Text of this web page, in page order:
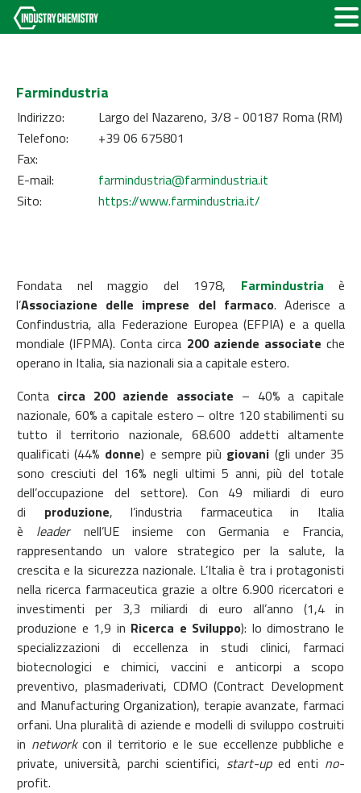
Farmindustria
Indirizzo:
Largo del Nazareno, 3/8 - 00187 Roma (RM)
Telefono:
+39 06 675801
Fax:
E-mail:
farmindustria@farmindustria.it
Sito:
https://www.farmindustria.it/
Fondata nel maggio del 1978, Farmindustria è
l’Associazione delle imprese del farmaco. Aderisce a
Confindustria, alla Federazione Europea (EFPIA) e a quella
mondiale (IFPMA). Conta circa 200 aziende associate che
operano in Italia, sia nazionali sia a capitale estero.
Conta circa 200 aziende associate – 40% a capitale
nazionale, 60% a capitale estero – oltre 120 stabilimenti su
tutto il territorio nazionale, 68.600 addetti altamente
qualificati (44% donne) e sempre più giovani (gli under 35
sono cresciuti del 16% negli ultimi 5 anni, più del totale
dell’occupazione del settore). Con 49 miliardi di euro
di produzione, l’industria farmaceutica in Italia
è leader nell’UE insieme con Germania e Francia,
rappresentando un valore strategico per la salute, la
crescita e la sicurezza nazionale. L’Italia è tra i protagonisti
nella ricerca farmaceutica grazie a oltre 6.900 ricercatori e
investimenti per 3,3 miliardi di euro all’anno (1,4 in
produzione e 1,9 in Ricerca e Sviluppo): lo dimostrano le
specializzazioni di eccellenza in studi clinici, farmaci
biotecnologici e chimici, vaccini e anticorpi a scopo
preventivo, plasmaderivati, CDMO (Contract Development
and Manufacturing Organization), terapie avanzate, farmaci
orfani. Una pluralità di aziende e modelli di sviluppo costruiti
in networkcon il territorio e le sue eccellenze pubbliche e
private, università, parchi scientifici, start-uped enti no-
profit.